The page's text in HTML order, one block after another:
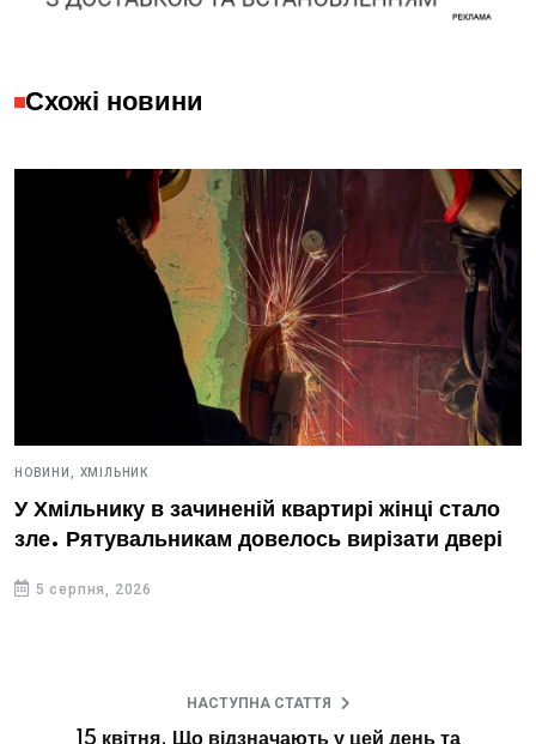
Схожі новини
НОВИНИ, ХМІЛЬНИК
У Хмільнику в зачиненій квартирі жінці стало
зле. Рятувальникам довелось вирізати двері
5 серпня, 2026
НАСТУПНА СТАТТЯ
15 квітня. Що відзначають у цей день та